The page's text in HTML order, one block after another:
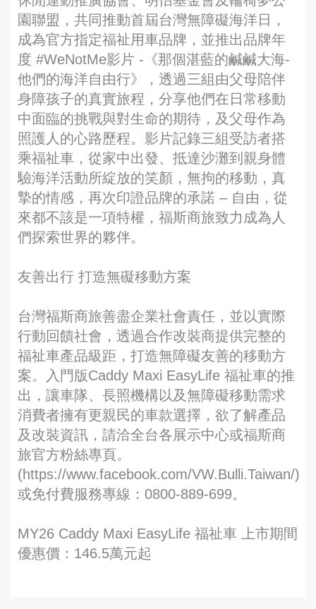
園聯盟，共同推動首屆台灣無障礙海洋日，
成為官方指定福祉用車品牌，並推出品牌年
度 #WeNotMe影片 -《那個湛藍的鹹鹹大海-
他們的海洋自由行》，透過三組由父母陪伴
身障孩子的真實旅程，分享他們在日常移動
中面臨的挑戰與對生命的期待，及父母作為
照護人的心路歷程。影片記錄三組受訪者搭
乘福祉車，從家中出發、抵達沙灘到親身體
驗海洋活動所綻放的笑顏，無拘的移動，真
摯的情感，再次印證品牌的承諾 – 自由，從
來都不該是一項特權，福斯商旅致力成為人
們探索世界的夥伴。
友善出行 打造無礙移動方案
台灣福斯商旅善盡企業社會責任，並以實際
行動回饋社會，透過合作改裝商提供完整的
福祉車產品級距，打造無障礙友善的移動方
案。入門版Caddy Maxi EasyLife 福祉車的推
出，讓車隊、長照機構以及無障礙移動需求
消費者擁有更親民的車款選擇，欲了解產品
及改裝資訊，請洽全台各展示中心或福斯商
旅官方粉絲專頁。
(https://www.facebook.com/VW.Bulli.Taiwan/)
或免付費服務專線：0800-889-699。
MY26 Caddy Maxi EasyLife 福祉車 上市期間
優惠價：146.5萬元起